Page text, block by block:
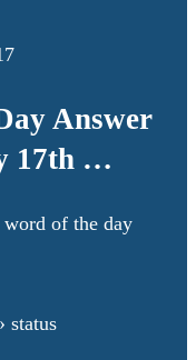
Answer
17th …
word of the day
status